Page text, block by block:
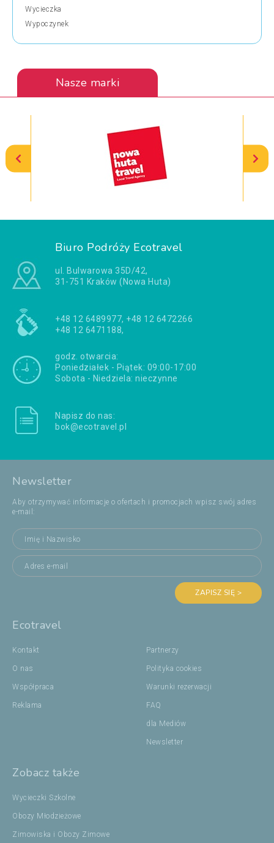
Wycieczka
Wypoczynek
Nasze marki
Biuro Podróży Ecotravel
ul. Bulwarowa 35D/42,
31-751 Kraków (Nowa Huta)
+48 12 6489977, +48 12 6472266
+48 12 6471188,
godz. otwarcia:
Poniedziałek - Piątek: 09:00-17:00
Sobota - Niedziela: nieczynne
Napisz do nas:
bok@ecotravel.pl
Newsletter
Aby otrzymywać informacje o ofertach i promocjach wpisz swój adres
e-mail:
ZAPISZ SIĘ >
Ecotravel
Kontakt
O nas
Współpraca
Reklama
Partnerzy
Polityka cookies
Warunki rezerwacji
FAQ
dla Mediów
Newsletter
Zobacz także
Wycieczki Szkolne
Obozy Młodzieżowe
Zimowiska i Obozy Zimowe